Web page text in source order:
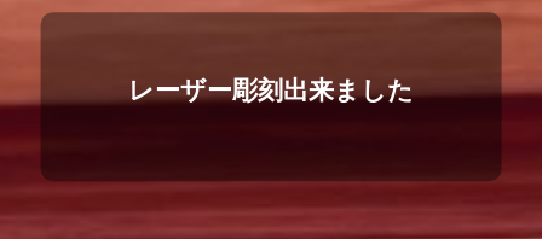
レーザー彫刻出来ました